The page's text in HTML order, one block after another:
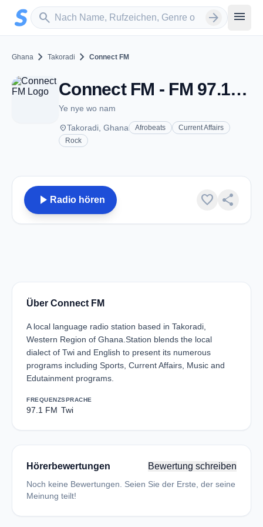
Zum Hauptinhalt springen
search
Sender suchen arrow_forward menu
Ghana chevron_right Takoradi chevron_right Connect FM
Connect FM - FM 97.1 - Takoradi
Ye nye wo nam
placeTakoradi, Ghana Afrobeats
Current Affairs
Rock
play_arrow Radio hören favorite share
Über Connect FM
A local language radio station based in Takoradi,
Western Region of Ghana.Station blends the local
dialect of Twi and English to present its numerous
programs including Sports, Current Affairs, Music and
Edutainment programs.
FREQUENZ
97.1 FM
SPRACHE
Twi
Hörerbewertungen Bewertung schreiben
Noch keine Bewertungen. Seien Sie der Erste, der seine
Meinung teilt!